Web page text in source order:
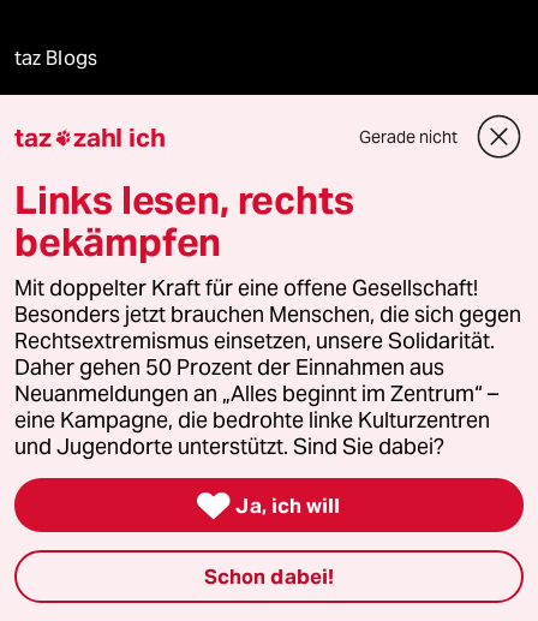
taz Blogs
taz Archiv
Mehr taz Angebote
Reisen
Kantine
Shop
Anzeigen
taz zahl ich Gerade nicht
Links lesen, rechts
bekämpfen
Mit doppelter Kraft für eine offene Gesellschaft!
Besonders jetzt brauchen Menschen, die sich gegen
Rechtsextremismus einsetzen, unsere Solidarität.
Daher gehen 50 Prozent der Einnahmen aus
Neuanmeldungen an „Alles beginnt im Zentrum“ –
eine Kampagne, die bedrohte linke Kulturzentren
und Jugendorte unterstützt. Sind Sie dabei?
 Ja, ich will
Schon dabei!